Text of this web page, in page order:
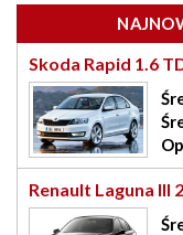
Skoda Rapid 1.6
(CAYC/CLNA)
Renault Laguna III